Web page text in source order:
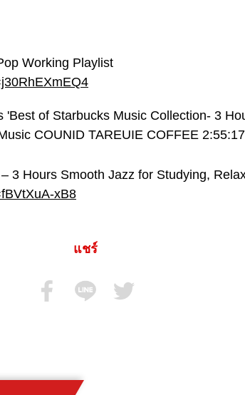
Working Playlist
3 Hours Smooth Jazz for Studying,
xB8
แชร์